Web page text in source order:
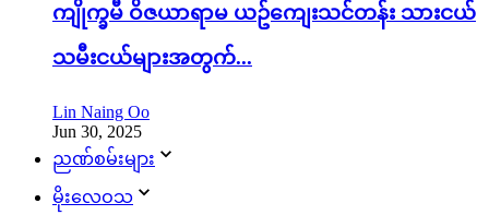
ကျိုက္ခမီ ဝိဇယာရာမ ယဥ်ကျေးသင်တန်း သားငယ်
သမီးငယ်များအတွက်...
Lin Naing Oo
Jun 30, 2025
ညဏ်စမ်းများ
မိုးလေဝသ